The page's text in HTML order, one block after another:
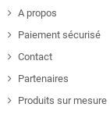
A propos
Paiement sécurisé
Contact
Partenaires
Produits sur mesure